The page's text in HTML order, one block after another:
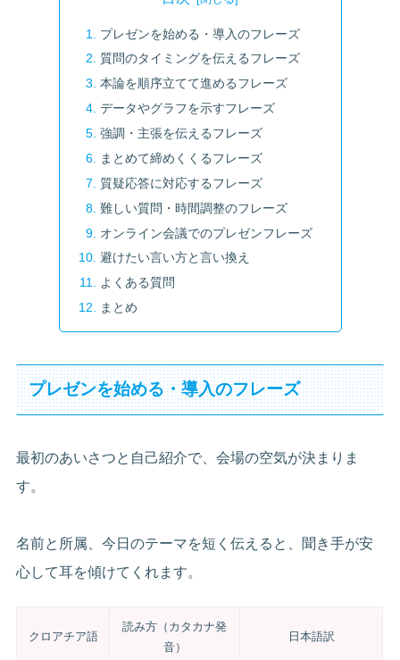
プレゼンを始める・導入のフレーズ
質問のタイミングを伝えるフレーズ
本論を順序立てて進めるフレーズ
データやグラフを示すフレーズ
強調・主張を伝えるフレーズ
まとめて締めくくるフレーズ
質疑応答に対応するフレーズ
難しい質問・時間調整のフレーズ
オンライン会議でのプレゼンフレーズ
避けたい言い方と言い換え
よくある質問
まとめ
プレゼンを始める・導入のフレーズ
最初のあいさつと自己紹介で、会場の空気が決まりま
す。
名前と所属、今日のテーマを短く伝えると、聞き手が安
心して耳を傾けてくれます。
クロアチア語
読み方（カタカナ発
音）
日本語訳